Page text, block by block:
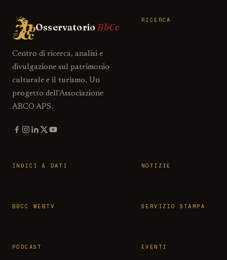
OsservatorioBbCc
Centro di ricerca, analisi e
divulgazione sul patrimonio
culturale e il turismo. Un
progetto dell'Associazione
ABCO APS.
RICERCA
INDICI & DATI NOTIZIE
BBCC WEBTV SERVIZIO STAMPA
PODCAST EVENTI